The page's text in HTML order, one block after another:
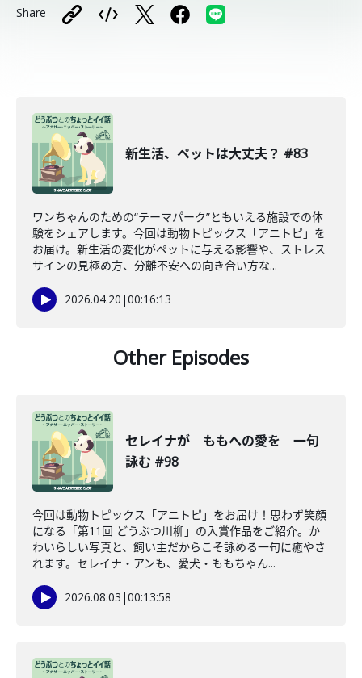
Share
新生活、ペットは大丈夫？ #83
ワンちゃんのための“テーマパーク”ともいえる施設での体
験をシェアします。今回は動物トピックス「アニトピ」を
お届け。新生活の変化がペットに与える影響や、ストレス
サインの見極め方、分離不安への向き合い方な...
2026.04.20 |00:16:13
Other Episodes
セレイナが ももへの愛を 一句
詠む #98
今回は動物トピックス「アニトピ」をお届け！思わず笑顔
になる「第11回 どうぶつ川柳」の入賞作品をご紹介。か
わいらしい写真と、飼い主だからこそ詠める一句に癒やさ
れます。セレイナ・アンも、愛犬・ももちゃん...
2026.08.03 |00:13:58